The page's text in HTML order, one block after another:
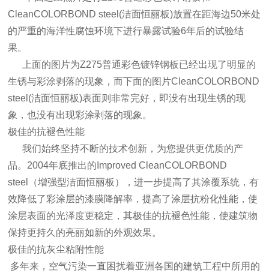
CleanCOLORBOND steel(洁面恒丽板)放置在距海边50米处
的严重的海洋性腐蚀环境下进行暴露试验6年后的试验结
果。
上面的图片为Z275普通彩色镀锌钢板已经出现了明显的
生锈与彩涂剥落的现象，而下面的图片CleanCOLORBOND
steel(洁面恒丽板)表面则非常完好，即没有出现生锈的现
象，也没有出现彩涂剥落的现象。
极佳的抗褪色性能
我们始终坚持不断的技术创新，为您提供更优质的产
品。2004年底推出的Improved CleanCOLORBOND
steel（增强型洁面恒丽板），进一步提高了其涂覆系统，有
效降低了彩涂层的漆膜降解率，提高了涂层抗粉化性能，使
涂层表面的光泽度更稳定，其极佳的抗褪色性能，使建筑物
保持更持久的亮丽如新的外观效果。
极佳的抗灰尘粘附性能
多年来，空气污染一直困扰着亚洲各国的建筑工程中所用的